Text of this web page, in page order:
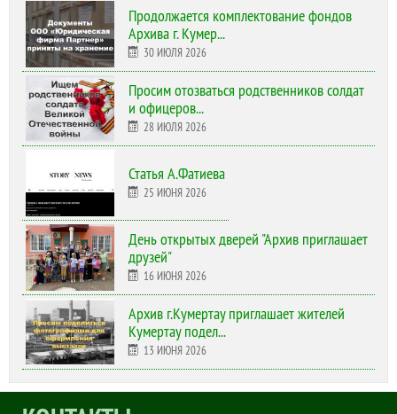
Продолжается комплектование фондов
Архива г. Кумер...
30 ИЮЛЯ 2026
Просим отозваться родственников солдат
и офицеров...
28 ИЮЛЯ 2026
Статья А.Фатиева
25 ИЮНЯ 2026
День открытых дверей "Архив приглашает
друзей"
16 ИЮНЯ 2026
Архив г.Кумертау приглашает жителей
Кумертау подел...
13 ИЮНЯ 2026